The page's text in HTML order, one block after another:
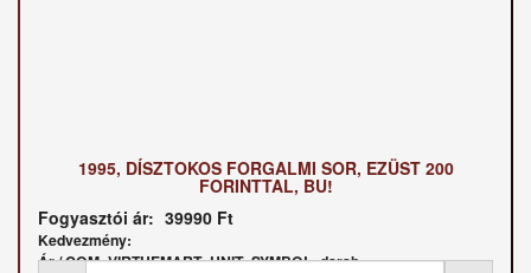
1995, DÍSZTOKOS FORGALMI SOR, EZÜST 200
FORINTTAL, BU!
Fogyasztói ár: 39990 Ft
Kedvezmény:
Ár / COM_VIRTUEMART_UNIT_SYMBOL_darab: